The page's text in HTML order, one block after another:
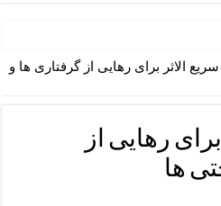
– دعای جلب محبت شوهر
– دعای یا من اظهر الجمیل برای
آن ها – ذکر مخصوص مستجاب الدعوه
دعای ترس و بی خوابی کودکان
الاثر برای رهایی از گرفتاری ها و
رهایی از
ها